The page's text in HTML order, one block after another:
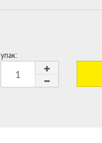
упак: